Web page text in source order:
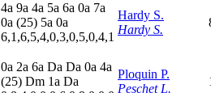
4a 9a 4a 5a 6a 0a 7a
0a (25) 5a 0a
6,1,6,5,4,0,3,0,5,0,4,1
Hardy S.
Hardy S.
0a 2a 6a Da Da 0a 4a
(25) Dm 1a Da
Ploquin P.
Peschet L.